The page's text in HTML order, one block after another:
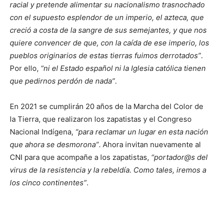
racial y pretende alimentar su nacionalismo trasnochado
con el supuesto esplendor de un imperio, el azteca, que
creció a costa de la sangre de sus semejantes, y que nos
quiere convencer de que, con la caída de ese imperio, los
pueblos originarios de estas tierras fuimos derrotados .
Por ello, ni el Estado español ni la Iglesia católica tienen
que pedirnos perdón de nada .
En 2021 se cumplirán 20 años de la Marcha del Color de
la Tierra, que realizaron los zapatistas y el Congreso
Nacional Indígena, para reclamar un lugar en esta nación
que ahora se desmorona . Ahora invitan nuevamente al
CNI para que acompañe a los zapatistas, portador@s del
virus de la resistencia y la rebeldía. Como tales, iremos a
los cinco continentes .